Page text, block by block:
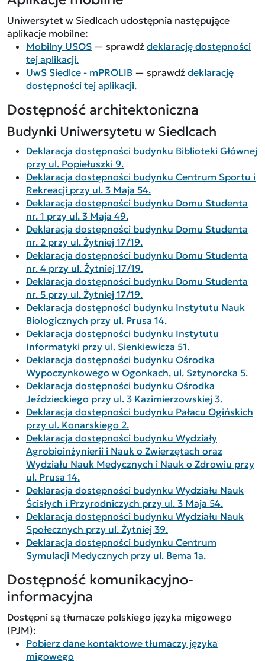
Uniwersytet w Siedlcach udostępnia następujące
aplikacje mobilne:
Mobilny USOS — sprawdź deklarację dostępności
tej aplikacji.
UwS Siedlce - mPROLIB — sprawdź deklarację
dostępności tej aplikacji.
Dostępność architektoniczna
Budynki Uniwersytetu w Siedlcach
Deklaracja dostępności budynku Biblioteki Głównej
przy ul. Popiełuszki 9.
Deklaracja dostępności budynku Centrum Sportu i
Rekreacji przy ul. 3 Maja 54.
Deklaracja dostępności budynku Domu Studenta
nr. 1 przy ul. 3 Maja 49.
Deklaracja dostępności budynku Domu Studenta
nr. 2 przy ul. Żytniej 17/19.
Deklaracja dostępności budynku Domu Studenta
nr. 4 przy ul. Żytniej 17/19.
Deklaracja dostępności budynku Domu Studenta
nr. 5 przy ul. Żytniej 17/19.
Deklaracja dostępności budynku Instytutu Nauk
Biologicznych przy ul. Prusa 14.
Deklaracja dostępności budynku Instytutu
Informatyki przy ul. Sienkiewicza 51.
Deklaracja dostępności budynku Ośrodka
Wypoczynkowego w Ogonkach, ul. Sztynorcka 5.
Deklaracja dostępności budynku Ośrodka
Jeździeckiego przy ul. 3 Kazimierzowskiej 3.
Deklaracja dostępności budynku Pałacu Ogińskich
przy ul. Konarskiego 2.
Deklaracja dostępności budynku Wydziały
Agrobioinżynierii i Nauk o Zwierzętach oraz
Wydziału Nauk Medycznych i Nauk o Zdrowiu przy
ul. Prusa 14.
Deklaracja dostępności budynku Wydziału Nauk
Ścisłych i Przyrodniczych przy ul. 3 Maja 54.
Deklaracja dostępności budynku Wydziału Nauk
Społecznych przy ul. Żytniej 39.
Deklaracja dostępności budynku Centrum
Symulacji Medycznych przy ul. Bema 1a.
Dostępność komunikacyjno-
informacyjna
Dostępni są tłumacze polskiego języka migowego
(PJM):
Pobierz dane kontaktowe tłumaczy języka
migowego